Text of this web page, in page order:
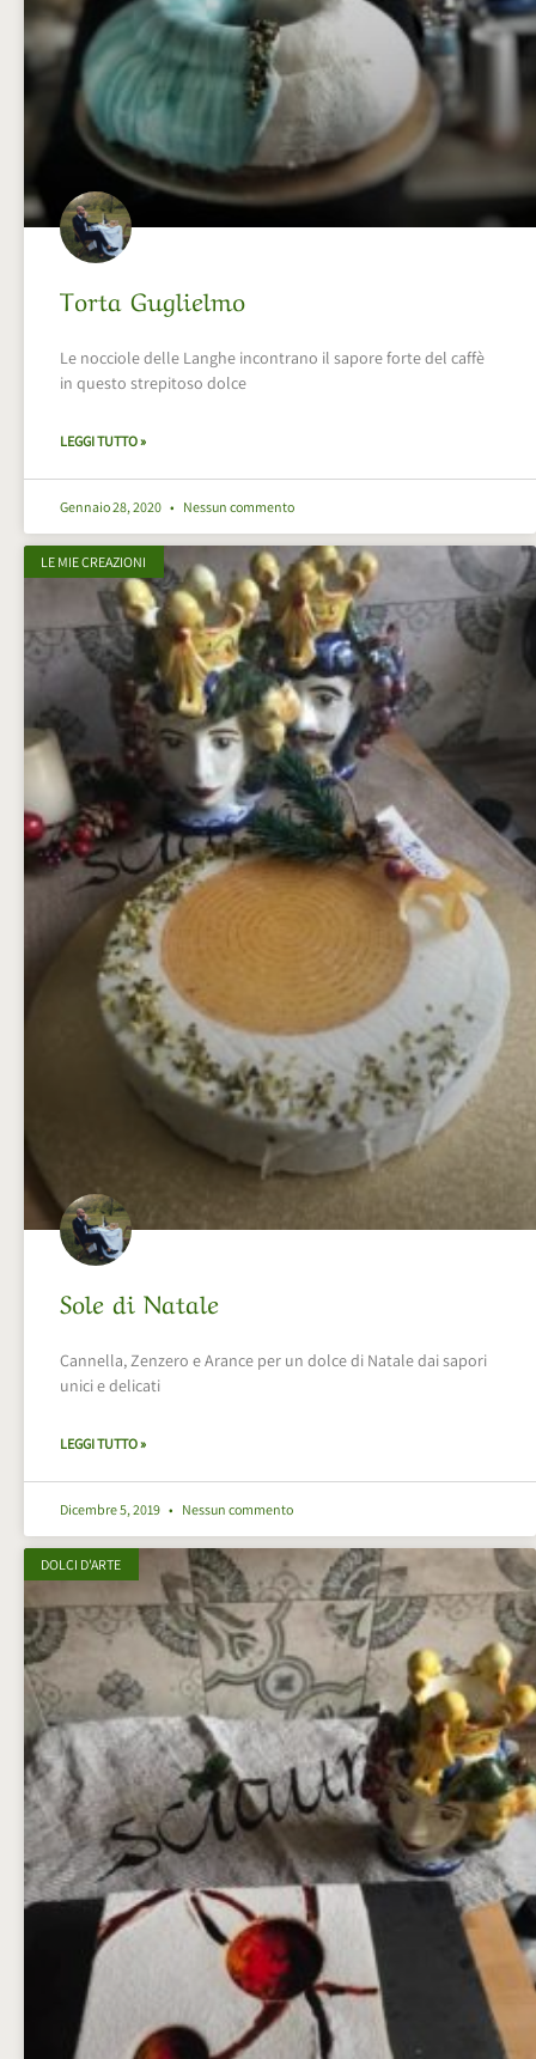
Torta Guglielmo
Le nocciole delle Langhe incontrano il sapore forte del caffè
in questo strepitoso dolce
LEGGI TUTTO »
Gennaio 28, 2020 Nessun commento
LE MIE CREAZIONI
Sole di Natale
Cannella, Zenzero e Arance per un dolce di Natale dai sapori
unici e delicati
LEGGI TUTTO »
Dicembre 5, 2019 Nessun commento
DOLCI D'ARTE